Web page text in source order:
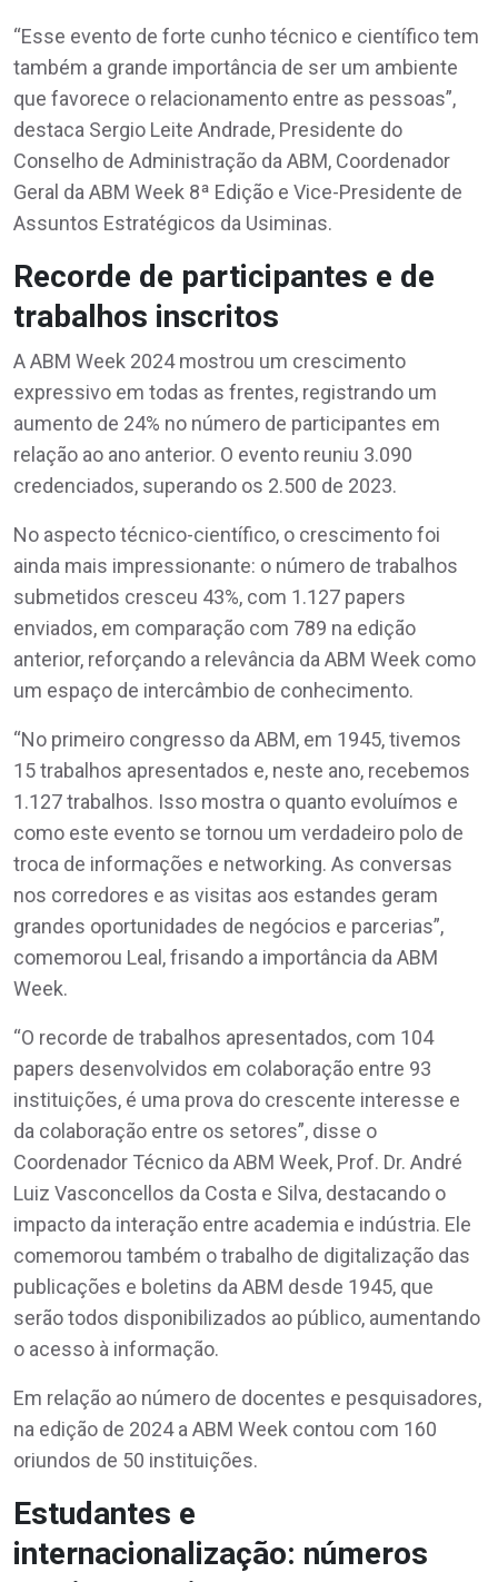
“Esse evento de forte cunho técnico e científico tem
também a grande importância de ser um ambiente
que favorece o relacionamento entre as pessoas”,
destaca Sergio Leite Andrade, Presidente do
Conselho de Administração da ABM, Coordenador
Geral da ABM Week 8ª Edição e Vice-Presidente de
Assuntos Estratégicos da Usiminas.
Recorde de participantes e de
trabalhos inscritos
A ABM Week 2024 mostrou um crescimento
expressivo em todas as frentes, registrando um
aumento de 24% no número de participantes em
relação ao ano anterior. O evento reuniu 3.090
credenciados, superando os 2.500 de 2023.
No aspecto técnico-científico, o crescimento foi
ainda mais impressionante: o número de trabalhos
submetidos cresceu 43%, com 1.127 papers
enviados, em comparação com 789 na edição
anterior, reforçando a relevância da ABM Week como
um espaço de intercâmbio de conhecimento.
“No primeiro congresso da ABM, em 1945, tivemos
15 trabalhos apresentados e, neste ano, recebemos
1.127 trabalhos. Isso mostra o quanto evoluímos e
como este evento se tornou um verdadeiro polo de
troca de informações e networking. As conversas
nos corredores e as visitas aos estandes geram
grandes oportunidades de negócios e parcerias”,
comemorou Leal, frisando a importância da ABM
Week.
“O recorde de trabalhos apresentados, com 104
papers desenvolvidos em colaboração entre 93
instituições, é uma prova do crescente interesse e
da colaboração entre os setores”, disse o
Coordenador Técnico da ABM Week, Prof. Dr. André
Luiz Vasconcellos da Costa e Silva, destacando o
impacto da interação entre academia e indústria. Ele
comemorou também o trabalho de digitalização das
publicações e boletins da ABM desde 1945, que
serão todos disponibilizados ao público, aumentando
o acesso à informação.
Em relação ao número de docentes e pesquisadores,
na edição de 2024 a ABM Week contou com 160
oriundos de 50 instituições.
Estudantes e
internacionalização: números